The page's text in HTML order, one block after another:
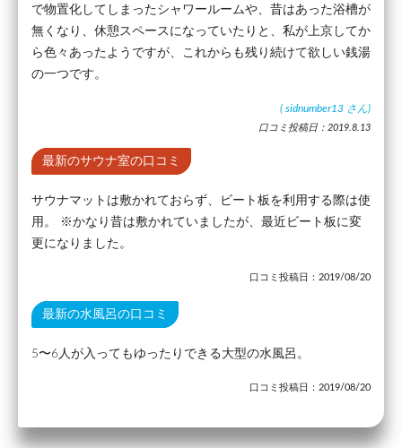
で物置化してしまったシャワールームや、昔はあった浴槽が
無くなり、休憩スペースになっていたりと、私が上京してか
ら色々あったようですが、これからも残り続けて欲しい銭湯
の一つです。
( sidnumber13 さん)
口コミ投稿日：2019.8.13
最新のサウナ室の口コミ
サウナマットは敷かれておらず、ビート板を利用する際は使
用。 ※かなり昔は敷かれていましたが、最近ビート板に変
更になりました。
口コミ投稿日：2019/08/20
最新の水風呂の口コミ
5〜6人が入ってもゆったりできる大型の水風呂。
口コミ投稿日：2019/08/20